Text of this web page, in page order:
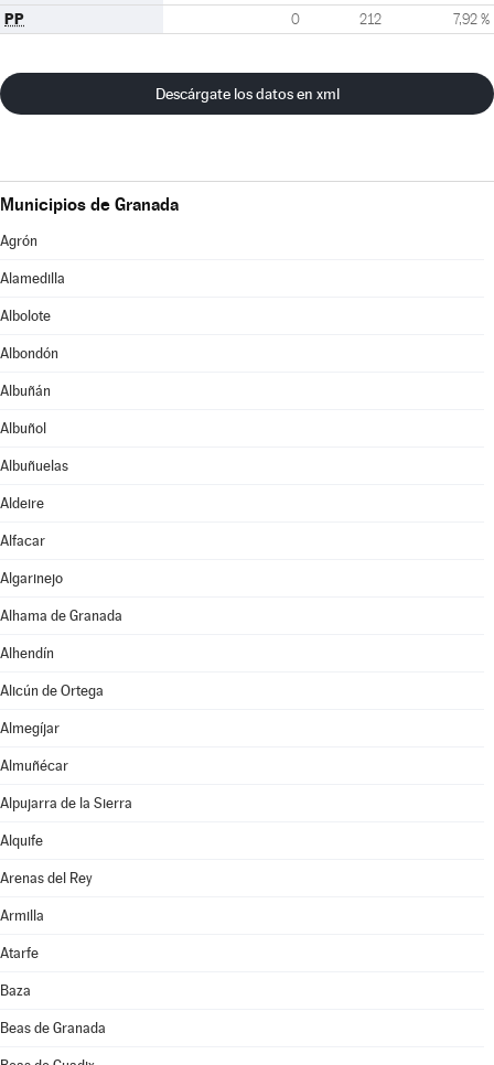
PP 0 212 7,92 %
Descárgate los datos en xml
Municipios de Granada
Agrón
Alamedilla
Albolote
Albondón
Albuñán
Albuñol
Albuñuelas
Aldeire
Alfacar
Algarinejo
Alhama de Granada
Alhendín
Alicún de Ortega
Almegíjar
Almuñécar
Alpujarra de la Sierra
Alquife
Arenas del Rey
Armilla
Atarfe
Baza
Beas de Granada